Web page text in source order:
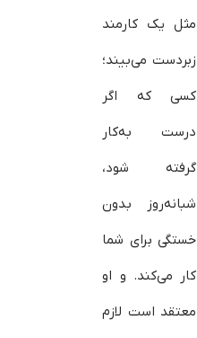
مثل یک کارمند
زبردست می‌بیند؛
کسی که اگر
درست به‌کار
گرفته شود،
شبانه‌روز بدون
خستگی برای شما
کار می‌کند. و او
معتقد است لازم